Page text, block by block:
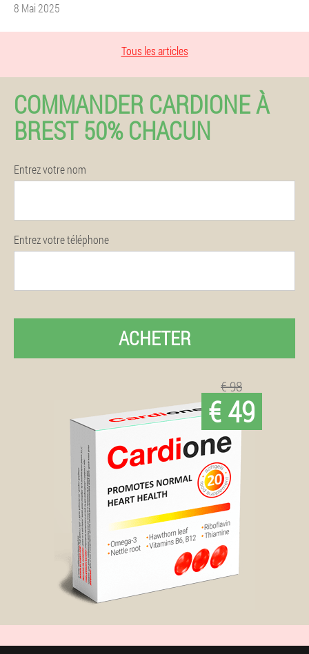
8 Mai 2025
Tous les articles
COMMANDER CARDIONE À
BREST 50% CHACUN
Entrez votre nom
Entrez votre téléphone
ACHETER
€ 98
€ 49